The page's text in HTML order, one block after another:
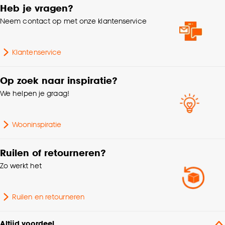
kan aanpassen, bekijk hiervoor onze
cookieverklaring.
Gewicht
Vorm
Heb je vragen?
Neem contact op met onze klantenservice
Klantenservice
Op zoek naar inspiratie?
We helpen je graag!
Wooninspiratie
Ruilen of retourneren?
Zo werkt het
Ruilen en retourneren
Altijd voordeel